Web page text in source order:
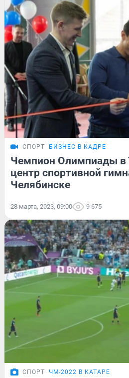
СПОРТ БИЗНЕС В КАДРЕ
Чемпион Олимпиады в
центр спортивной
Челябинске
28 марта, 2023, 09:00 9 675
СПОРТ ЧМ-2022 В КАТАРЕ